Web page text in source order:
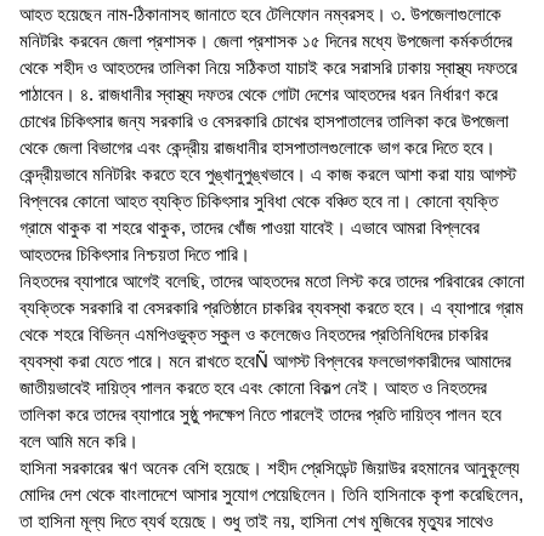
আহত হয়েছেন নাম-ঠিকানাসহ জানাতে হবে টেলিফোন নম্বরসহ। ৩. উপজেলাগুলোকে
মনিটরিং করবেন জেলা প্রশাসক। জেলা প্রশাসক ১৫ দিনের মধ্যে উপজেলা কর্মকর্তাদের
থেকে শহীদ ও আহতদের তালিকা নিয়ে সঠিকতা যাচাই করে সরাসরি ঢাকায় স্বাস্থ্য দফতরে
পাঠাবেন। ৪. রাজধানীর স্বাস্থ্য দফতর থেকে গোটা দেশের আহতদের ধরন নির্ধারণ করে
চোখের চিকিৎসার জন্য সরকারি ও বেসরকারি চোখের হাসপাতালের তালিকা করে উপজেলা
থেকে জেলা বিভাগের এবং কেন্দ্রীয় রাজধানীর হাসপাতালগুলোকে ভাগ করে দিতে হবে।
কেন্দ্রীয়ভাবে মনিটরিং করতে হবে পুঙ্খানুপুঙ্খভাবে। এ কাজ করলে আশা করা যায় আগস্ট
বিপ্লবের কোনো আহত ব্যক্তি চিকিৎসার সুবিধা থেকে বঞ্চিত হবে না। কোনো ব্যক্তি
গ্রামে থাকুক বা শহরে থাকুক, তাদের খোঁজ পাওয়া যাবেই। এভাবে আমরা বিপ্লবের
আহতদের চিকিৎসার নিশ্চয়তা দিতে পারি।
নিহতদের ব্যাপারে আগেই বলেছি, তাদের আহতদের মতো লিস্ট করে তাদের পরিবারের কোনো
ব্যক্তিকে সরকারি বা বেসরকারি প্রতিষ্ঠানে চাকরির ব্যবস্থা করতে হবে। এ ব্যাপারে গ্রাম
থেকে শহরে বিভিন্ন এমপিওভুক্ত স্কুল ও কলেজেও নিহতদের প্রতিনিধিদের চাকরির
ব্যবস্থা করা যেতে পারে। মনে রাখতে হবেÑ আগস্ট বিপ্লবের ফলভোগকারীদের আমাদের
জাতীয়ভাবেই দায়িত্ব পালন করতে হবে এবং কোনো বিকল্প নেই। আহত ও নিহতদের
তালিকা করে তাদের ব্যাপারে সুষ্ঠু পদক্ষেপ নিতে পারলেই তাদের প্রতি দায়িত্ব পালন হবে
বলে আমি মনে করি।
হাসিনা সরকারের ঋণ অনেক বেশি হয়েছে। শহীদ প্রেসিডেন্ট জিয়াউর রহমানের আনুকূল্যে
মোদির দেশ থেকে বাংলাদেশে আসার সুযোগ পেয়েছিলেন। তিনি হাসিনাকে কৃপা করেছিলেন,
তা হাসিনা মূল্য দিতে ব্যর্থ হয়েছে। শুধু তাই নয়, হাসিনা শেখ মুজিবের মৃত্যুর সাথেও